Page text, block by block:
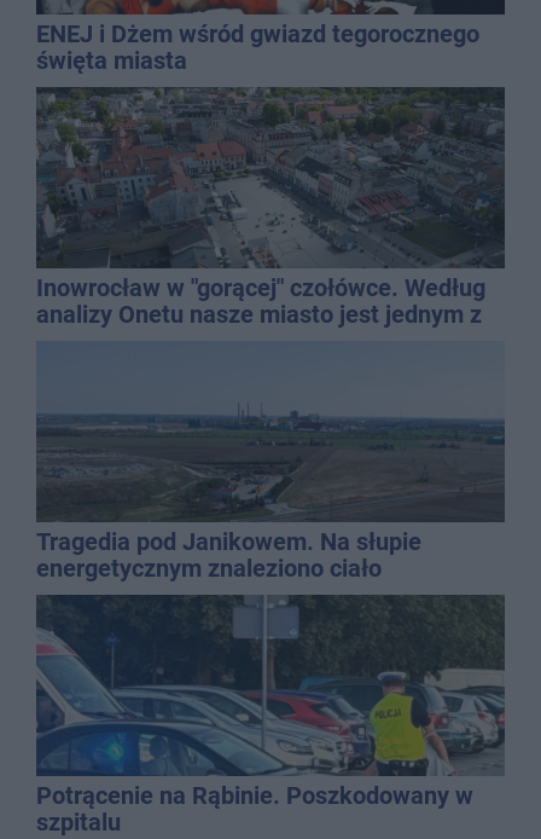
ENEJ i Dżem wśród gwiazd tegorocznego
święta miasta
Inowrocław w "gorącej" czołówce. Według
analizy Onetu nasze miasto jest jednym z
Tragedia pod Janikowem. Na słupie
energetycznym znaleziono ciało
mężczyzny
Potrącenie na Rąbinie. Poszkodowany w
szpitalu